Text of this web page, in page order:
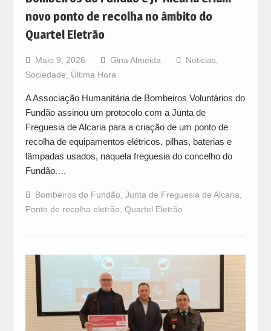
novo ponto de recolha no âmbito do
Quartel Eletrão
Maio 9, 2026 Gina Almeida Noticias,
Sociedade
Última Hora
A Associação Humanitária de Bombeiros Voluntários do
Fundão assinou um protocolo com a Junta de
Freguesia de Alcaria para a criação de um ponto de
recolha de equipamentos elétricos, pilhas, baterias e
lâmpadas usados, naquela freguesia do concelho do
Fundão.…
Bombeiros do Fundão Junta de Freguesia de Alcaria
Ponto de recolha eletrão Quartel Eletrão